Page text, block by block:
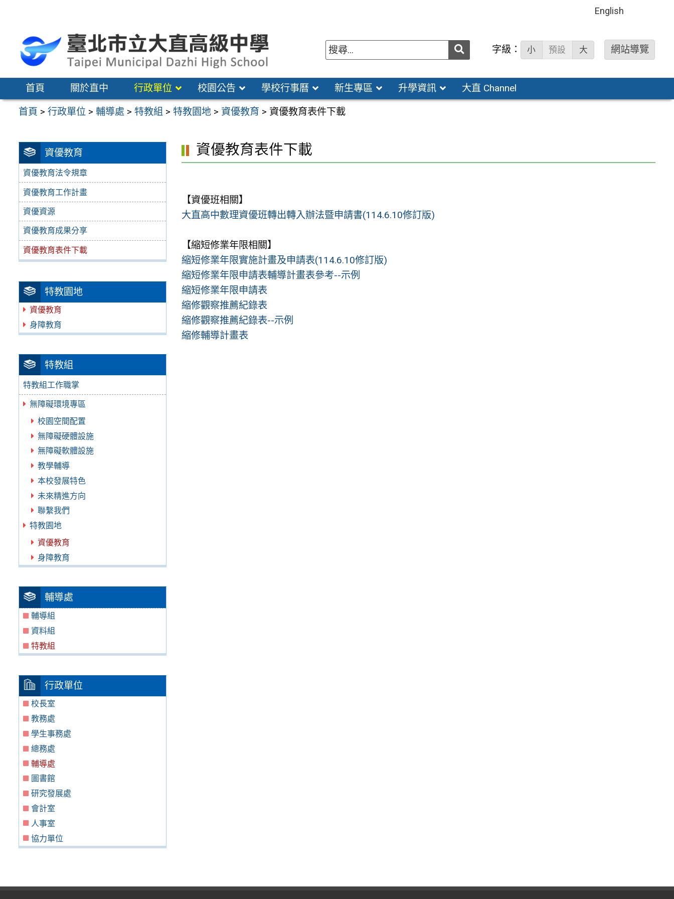
區
English
送出 字級： 小 預設 大 網站導覽
首頁 關於直中 行政單位 校園公告 學校行事曆 新生專區 升學資訊 大直 Channel
首頁 >行政單位 >輔導處 >特教組 >特教園地 > 資優教育 > 資優教育表件下載
資優教育
資優教育法令規章
資優教育工作計畫
資優資源
資優教育成果分享
資優教育表件下載
特教園地
資優教育
身障教育
特教組
特教組工作職掌
無障礙環境專區
校園空間配置
無障礙硬體設施
無障礙軟體設施
教學輔導
本校發展特色
未來精進方向
聯繫我們
特教園地
資優教育
身障教育
輔導處
輔導組
資料組
特教組
行政單位
校長室
教務處
學生事務處
總務處
輔導處
圖書館
研究發展處
會計室
人事室
協力單位
資優教育表件下載
【資優班相關】
大直高中數理資優班轉出轉入辦法暨申請書(114.6.10修訂版)
【縮短修業年限相關】
縮短修業年限實施計畫及申請表(114.6.10修訂版)
縮短修業年限申請表輔導計畫表參考--示例
縮短修業年限申請表
縮修觀察推薦紀錄表
縮修觀察推薦紀錄表--示例
縮修輔導計畫表